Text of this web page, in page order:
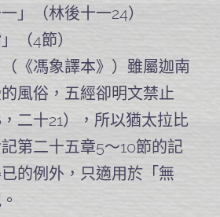
」（林後十一24）
（4節）
（《馮象譯本》）雖屬迦南
風俗，五經卻明文禁止
，二十21），所以猶太拉比
第二十五章5～10節的記
的例外，只適用於「無